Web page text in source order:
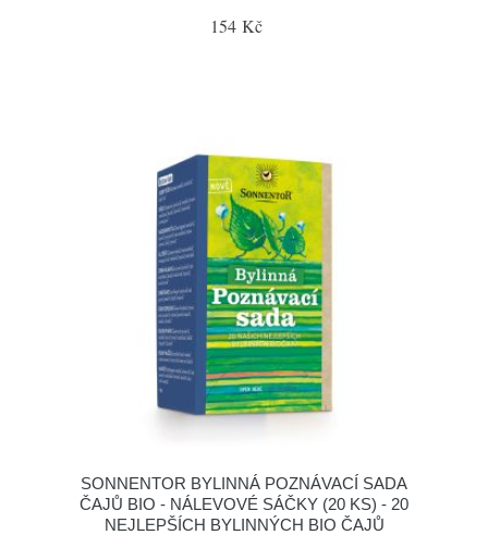
154 Kč
SONNENTOR BYLINNÁ POZNÁVACÍ SADA
ČAJŮ BIO - NÁLEVOVÉ SÁČKY (20 KS) - 20
NEJLEPŠÍCH BYLINNÝCH BIO ČAJŮ